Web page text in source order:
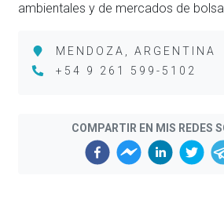
ambientales y de mercados de
MENDOZA, ARGENTINA
+54 9 261 599-5102
COMPARTIR EN MIS REDES